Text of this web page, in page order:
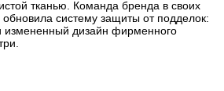
тканью. Команда бренда в своих
обновила систему защиты от подделок:
дизайн фирменного